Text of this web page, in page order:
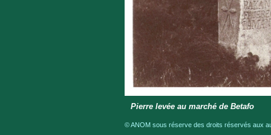
Pierre levée au marché de Betafo
© ANOM sous réserve des droits réservés aux